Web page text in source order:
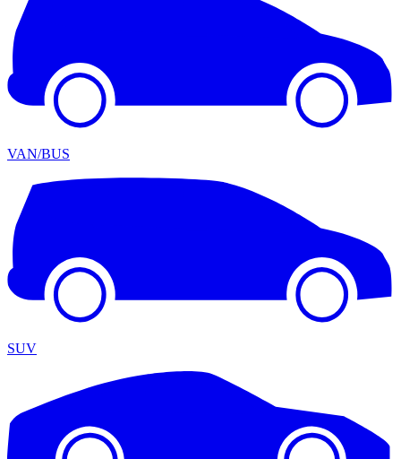
VAN/BUS
SUV